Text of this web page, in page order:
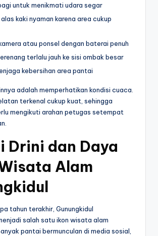
untuk menikmati udara segar
kaki nyaman karena area cukup
atau ponsel dengan baterai penuh
terlalu jauh ke sisi ombak besar
kebersihan area pantai
adalah memperhatikan kondisi cuaca.
terkenal cukup kuat, sehingga
mengikuti arahan petugas setempat
Drini dan Daya
Alam
tahun terakhir, Gunungkidul
salah satu ikon wisata alam
pantai bermunculan di media sosial,